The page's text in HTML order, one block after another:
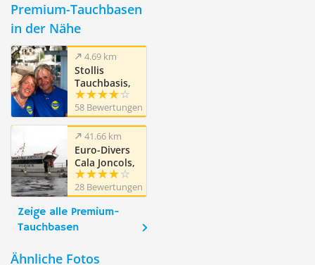
Premium-Tauchbasen
in der Nähe
4.69 km
Stollis
Tauchbasis,
Tamariu,
Costa Brava
58 Bewertungen
41.66 km
Euro-Divers
Cala Joncols,
Costa Brava
28 Bewertungen
Zeige alle Premium-
Tauchbasen
Ähnliche Fotos